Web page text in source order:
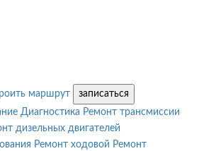
маршрут
записаться
Диагностика Ремонт трансмиссии
дизельных двигателей
Ремонт ходовой Ремонт